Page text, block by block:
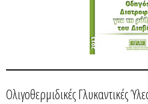
Ολιγοθερμιδικές Γλυκαντικές